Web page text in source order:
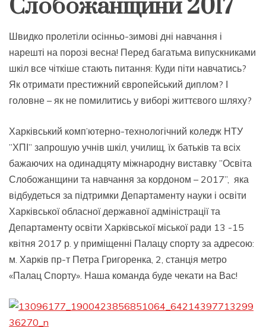
Слобожанщини 2017
Швидко пролетіли осінньо-зимові дні навчання і
нарешті на порозі весна! Перед багатьма випускниками
шкіл все чіткіше стають питання: Куди піти навчатись?
Як отримати престижний європейський диплом? І
головне – як не помилитись у виборі життєвого шляху?
Харківський комп’ютерно-технологічний коледж НТУ
”ХПІ” запрошую учнів шкіл, училищ, їх батьків та всіх
бажаючих на одинадцяту міжнародну виставку ”Освіта
Слобожанщини та навчання за кордоном – 2017”, яка
відбудеться за підтримки Департаменту науки і освіти
Харківської обласної державної адміністрації та
Департаменту освіти Харківської міської ради 13 -15
квітня 2017 р. у приміщенні Палацу спорту за адресою:
м. Харків пр-т Петра Григоренка, 2, станція метро
«Палац Спорту». Наша команда буде чекати на Вас!